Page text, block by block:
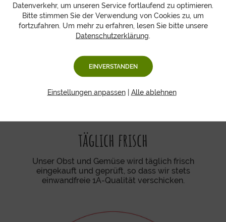
täglich frisch
Unser Obst und Gemüse wird täglich frisch
eingekauft und geprüft, so dass wir stets
einwandfreie 1A-Qualität verschicken.
Datenverkehr, um unseren Service fortlaufend zu optimieren.
Bitte stimmen Sie der Verwendung von Cookies zu, um
fortzufahren. Um mehr zu erfahren, lesen Sie bitte unsere
Datenschutzerklärung
EINVERSTANDEN
Einstellungen anpassen| Alle ablehnen